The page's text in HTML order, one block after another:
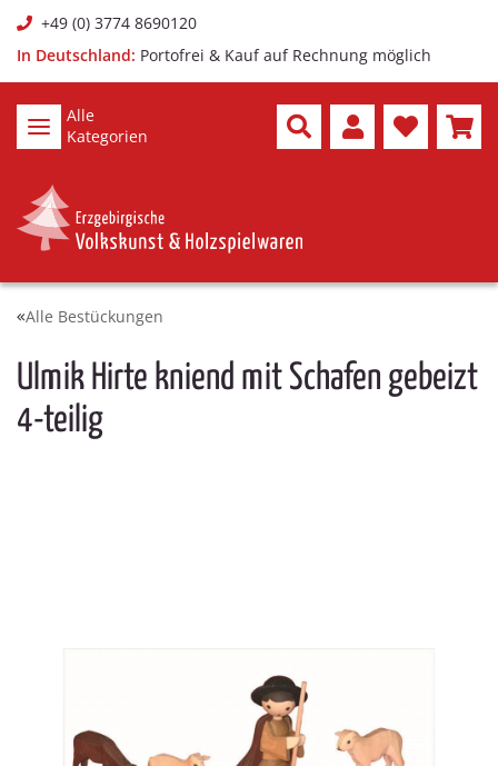
+49 (0) 3774 8690120
In Deutschland: Portofrei & Kauf auf Rechnung möglich
Alle
Kategorien
Alle Bestückungen
Ulmik Hirte kniend mit Schafen gebeizt
4-teilig